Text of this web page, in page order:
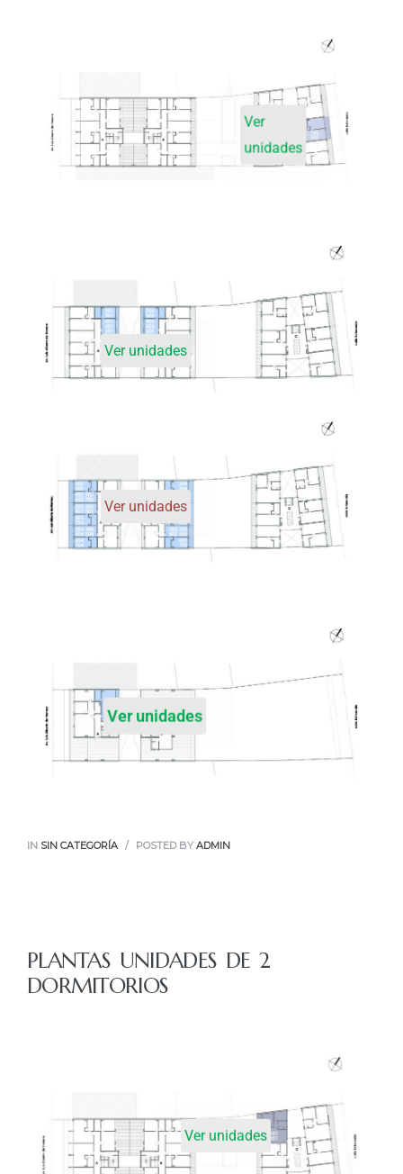
Ver
unidades
Ver unidades
Ver unidades
Ver unidades
IN SIN CATEGORÍA POSTED BY ADMIN
PLANTAS UNIDADES DE 2
DORMITORIOS
Ver unidades